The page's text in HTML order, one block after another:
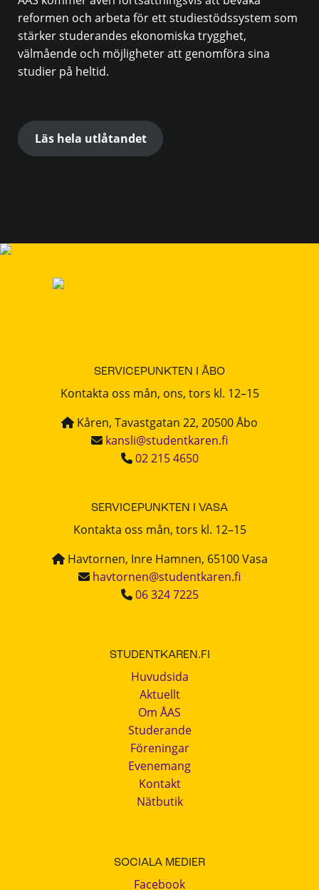
reformen och arbeta för ett studiestödssystem som
stärker studerandes ekonomiska trygghet,
välmående och möjligheter att genomföra sina
studier på heltid.
Läs hela utlåtandet
SERVICEPUNKTEN I ÅBO
Kontakta oss mån, ons, tors kl. 12–15
Kåren, Tavastgatan 22, 20500 Åbo
kansli@studentkaren.fi
02 215 4650
SERVICEPUNKTEN I VASA
Kontakta oss mån, tors kl. 12–15
Havtornen, Inre Hamnen, 65100 Vasa
havtornen@studentkaren.fi
06 324 7225
STUDENTKAREN.FI
Huvudsida
Aktuellt
Om ÅAS
Studerande
Föreningar
Evenemang
Kontakt
Nätbutik
SOCIALA MEDIER
Facebook